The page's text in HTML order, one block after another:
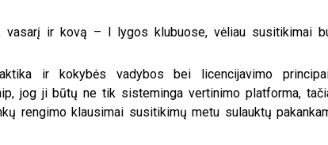
vasarį ir kovą – I lygos klubuose, vėliau susitikimai
ir kokybės vadybos bei licencijavimo
jog ji būtų ne tik sisteminga vertinimo platforma,
rengimo klausimai susitikimų metu sulauktų